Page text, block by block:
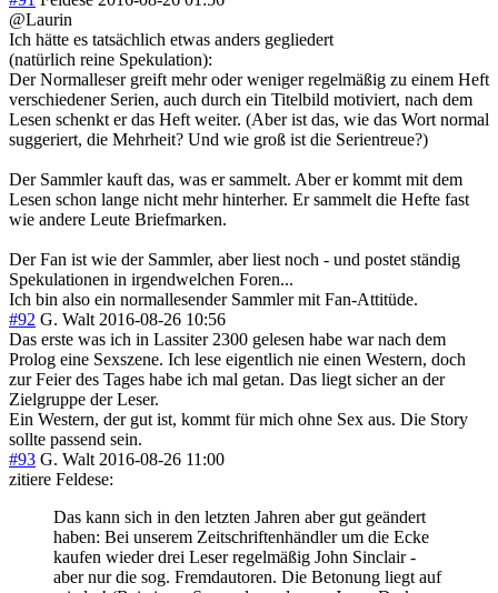
@Laurin
Ich hätte es tatsächlich etwas anders gegliedert
(natürlich reine Spekulation):
Der Normalleser greift mehr oder weniger regelmäßig zu einem Heft
verschiedener Serien, auch durch ein Titelbild motiviert, nach dem
Lesen schenkt er das Heft weiter. (Aber ist das, wie das Wort normal
suggeriert, die Mehrheit? Und wie groß ist die Serientreue?)
Der Sammler kauft das, was er sammelt. Aber er kommt mit dem
Lesen schon lange nicht mehr hinterher. Er sammelt die Hefte fast
wie andere Leute Briefmarken.
Der Fan ist wie der Sammler, aber liest noch - und postet ständig
Spekulationen in irgendwelchen Foren...
Ich bin also ein normallesender Sammler mit Fan-Attitüde.
#92 G. Walt 2016-08-26 10:56
Das erste was ich in Lassiter 2300 gelesen habe war nach dem
Prolog eine Sexszene. Ich lese eigentlich nie einen Western, doch
zur Feier des Tages habe ich mal getan. Das liegt sicher an der
Zielgruppe der Leser.
Ein Western, der gut ist, kommt für mich ohne Sex aus. Die Story
sollte passend sein.
#93 G. Walt 2016-08-26 11:00
zitiere Feldese:
Das kann sich in den letzten Jahren aber gut geändert
haben: Bei unserem Zeitschriftenhändler um die Ecke
kaufen wieder drei Leser regelmäßig John Sinclair -
aber nur die sog. Fremdautoren. Die Betonung liegt auf